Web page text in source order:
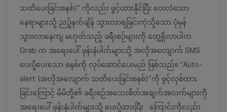
သတိပေးခြင်းစနစ်)” ကိုလည်း ဖွင့်ထားနိုင်ပြီး ဝေးလံသော
နေရာများသို့ ညဉ့်နက်ချိန် သွားလာရခြင်းကဲ့သို့သော ပုံမှန်
သွားလာနေကျ မဟုတ်သည့် ခရီးစဉ်များကို တွေ့ရှိလာပါက
Grab က အရေးပေါ် ဖုန်းနံပါတ်များသို့ အလိုအလျောက် SMS
ပေးပို့ပေးသော စနစ်ကို လုပ်ဆောင်ပေးမည် ဖြစ်သည်။ “Auto-
alert (အလိုအလျောက် သတိပေးခြင်းစနစ်)”ကို ဖွင့်လှစ်ထား
ခြင်းကြောင့် မိမိတို့၏ ခရီးစဉ်အသေးစိတ်အချက်အလက်များကို
အရေးပေါ် ဖုန်းနံပါတ်များသို့ ပေးပို့ထားပြီး ကြောင်းကိုလည်း